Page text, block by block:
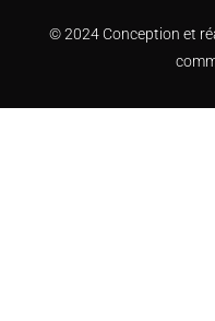
© 2024 Conception et